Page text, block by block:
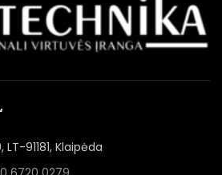
91181, Klaipėda